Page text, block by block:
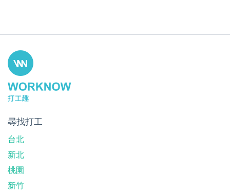
尋找打工
台北
新北
桃園
新竹